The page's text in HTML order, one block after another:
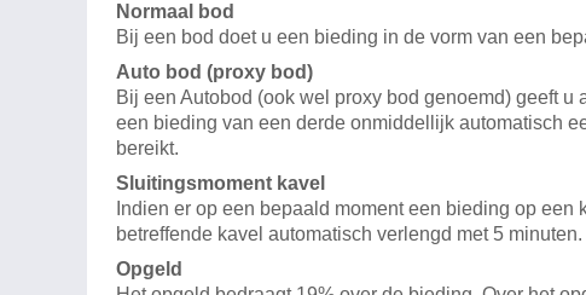
Normaal bod
Bij een bod doet u een bieding in de vorm van een
Auto bod (proxy bod)
Bij een Autobod (ook wel proxy bod genoemd) geeft
een bieding van een derde onmiddellijk automatisch
bereikt.
Sluitingsmoment kavel
Indien er op een bepaald moment een bieding op
betreffende kavel automatisch verlengd met 5 minuten.
Opgeld